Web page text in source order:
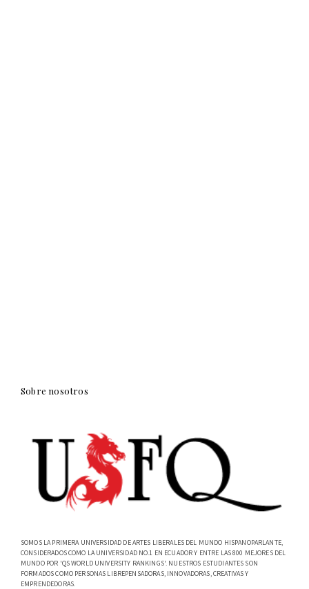
Sobre nosotros
SOMOS LA PRIMERA UNIVERSIDAD DE ARTES LIBERALES DEL MUNDO HISPANOPARLANTE,
CONSIDERADOS COMO LA UNIVERSIDAD NO.1 EN ECUADOR Y ENTRE LAS 800 MEJORES DEL
MUNDO POR 'QS WORLD UNIVERSITY RANKINGS'. NUESTROS ESTUDIANTES SON
FORMADOS COMO PERSONAS LIBREPENSADORAS, INNOVADORAS, CREATIVAS Y
EMPRENDEDORAS.